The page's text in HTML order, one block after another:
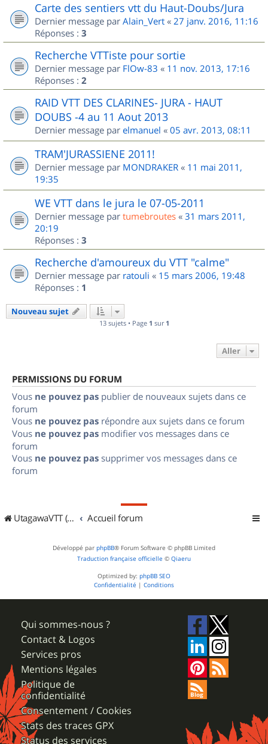
Carte des sentiers vtt du Haut-Doubs/Jura
Dernier message par Alain_Vert « 27 janv. 2016, 11:16
Réponses : 3
Recherche VTTiste pour sortie
Dernier message par FlOw-83 « 11 nov. 2013, 17:16
Réponses : 2
RAID VTT DES CLARINES- JURA - HAUT
DOUBS -4 au 11 Aout 2013
Dernier message par elmanuel « 05 avr. 2013, 08:11
TRAM'JURASSIENE 2011!
Dernier message par MONDRAKER « 11 mai 2011,
19:35
WE VTT dans le jura le 07-05-2011
Dernier message par tumebroutes « 31 mars 2011,
20:19
Réponses : 3
Recherche d'amoureux du VTT "calme"
Dernier message par ratouli « 15 mars 2006, 19:48
Réponses : 1
Nouveau sujet
13 sujets • Page 1 sur 1
Aller
PERMISSIONS DU FORUM
Vous ne pouvez pas publier de nouveaux sujets dans ce
forum
Vous ne pouvez pas répondre aux sujets dans ce forum
Vous ne pouvez pas modifier vos messages dans ce
forum
Vous ne pouvez pas supprimer vos messages dans ce
forum
UtagawaVTT (Randos VTT et VTTAE avec traces GPS) Accueil forum
Développé par phpBB® Forum Software © phpBB Limited
Traduction française officielle © Qiaeru
Optimized by: phpBB SEO
Confidentialité | Conditions
Qui sommes-nous ?
Contact & Logos
Services pros
Mentions légales
Politique de
confidentialité
Consentement / Cookies
Stats des traces GPX
Status des services